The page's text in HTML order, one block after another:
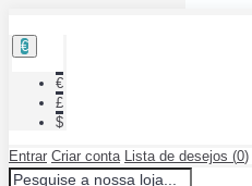
€
€
£
$
Entrar Criar conta Lista de desejos (0)